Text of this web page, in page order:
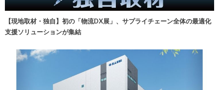
【現地取材・独自】初の「物流DX展」、サプライチェーン全体の最適化
支援ソリューションが集結